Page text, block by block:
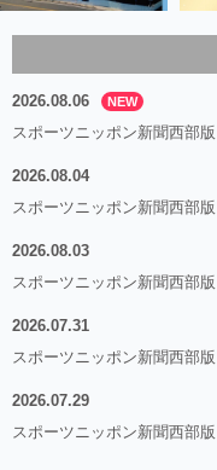
2026.08.06 NEW
スポーツニッポン新聞西部版
2026.08.04
スポーツニッポン新聞西部版
2026.08.03
スポーツニッポン新聞西部版
2026.07.31
スポーツニッポン新聞西部版
2026.07.29
スポーツニッポン新聞西部版